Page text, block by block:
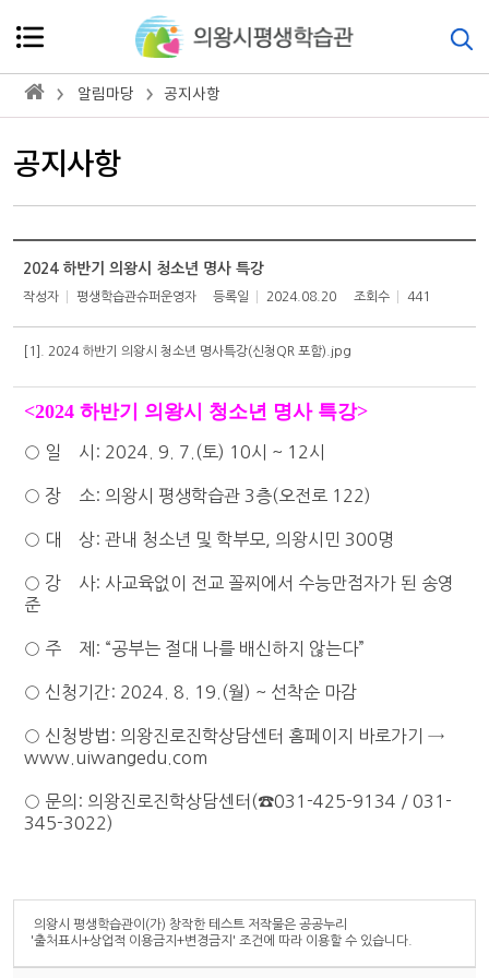
알림마당 공지사항
공지사항
2024 하반기 의왕시 청소년 명사 특강
작성자 평생학습관슈퍼운영자 등록일 2024.08.20 조회수 441
[1]. 2024 하반기 의왕시 청소년 명사특강(신청QR 포함).jpg
<2024 하반기 의왕시 청소년 명사 특강>
○ 일 시: 2024. 9. 7.(토) 10시 ~ 12시
○ 장 소: 의왕시 평생학습관 3층(오전로 122)
○ 대 상: 관내 청소년 및 학부모, 의왕시민 300명
○ 강 사: 사교육없이 전교 꼴찌에서 수능만점자가 된 송영
준
○ 주 제: “공부는 절대 나를 배신하지 않는다”
○ 신청기간: 2024. 8. 19.(월) ~ 선착순 마감
○ 신청방법: 의왕진로진학상담센터 홈페이지 바로가기 →
www.uiwangedu.com
○ 문의: 의왕진로진학상담센터 (☎031-425-9134 / 031-
345-3022)
의왕시 평생학습관이(가) 창작한 테스트 저작물은 공공누리
'출처표시+상업적 이용금지+변경금지' 조건에 따라 이용할 수 있습니다.